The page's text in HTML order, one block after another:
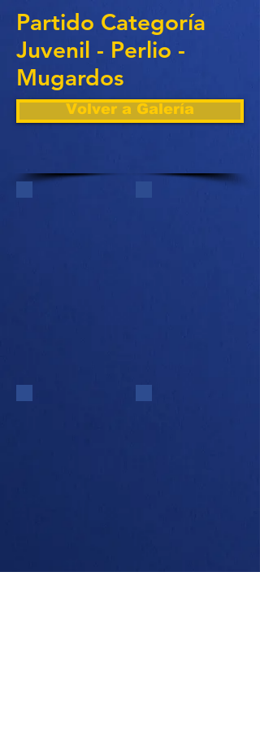
Partido Categoría
Juvenil - Perlio -
Mugardos
Volver a Galería